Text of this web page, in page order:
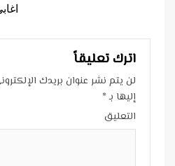
اترك تعليقاً
لن يتم نشر عنوان بريدك
إليها بـ*
التعليق